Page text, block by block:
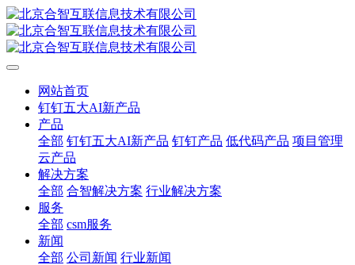
网站首页
钉钉五大AI新产品
产品
全部 钉钉五大AI新产品 钉钉产品 低代码产品 项目管理
云产品
解决方案
全部 合智解决方案 行业解决方案
服务
全部 csm服务
新闻
全部 公司新闻 行业新闻